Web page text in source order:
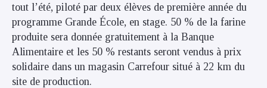
tout l’été, piloté par deux élèves de première année du
programme Grande École, en stage. 50 % de la farine
produite sera donnée gratuitement à la Banque
Alimentaire et les 50 % restants seront vendus à prix
solidaire dans un magasin Carrefour situé à 22 km du
site de production.